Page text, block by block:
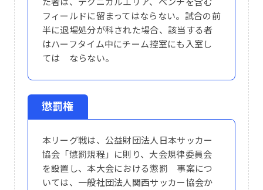
た者は、テクニカルエリア、ベンチを含む
フィールドに留まってはならない。試合の前
半に退場処分が科された場合、該当する者
はハーフタイム中にチーム控室にも入室し
ては ならない。
懲罰権
本リーグ戦は、公益財団法人日本サッカー
協会「懲罰規程」に則り、大会規律委員会
を設置し、本大会における懲罰 事案につ
いては、一般社団法人関西サッカー協会か